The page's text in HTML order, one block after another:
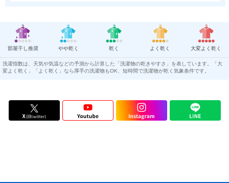
部屋干し推奨 やや乾く 乾く よく乾く 大変よく乾く
洗濯指数は、天気や気温などの予測から計算した「洗濯物の乾きやすさ」を表しています。「大
変よく乾く」「よく乾く」なら厚手の洗濯物もOK、短時間で洗濯物が乾く気象条件です。